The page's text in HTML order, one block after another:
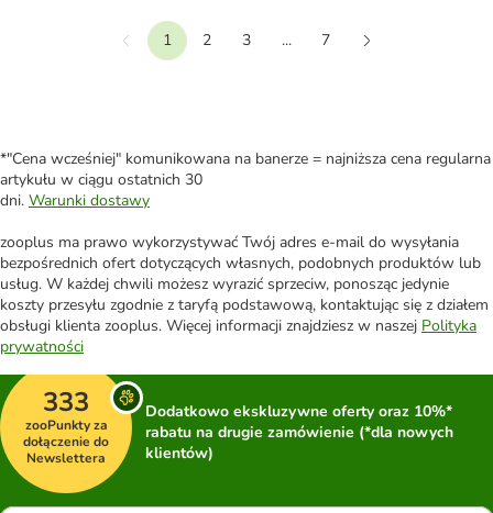
Wstecz1 2 3 ...
7
*"Cena wcześniej" komunikowana na banerze = najniższa cena regularna
artykułu w ciągu ostatnich 30
dni. Warunki dostawy
zooplus ma prawo wykorzystywać Twój adres e-mail do wysyłania
bezpośrednich ofert dotyczących własnych, podobnych produktów lub
usług. W każdej chwili możesz wyrazić sprzeciw, ponosząc jedynie
koszty przesyłu zgodnie z taryfą podstawową, kontaktując się z działem
obsługi klienta zooplus. Więcej informacji znajdziesz w naszej Polityka
prywatności
333
zooPunkty za
dołączenie do
Newslettera
Dodatkowo ekskluzywne oferty oraz 10%*
rabatu na drugie zamówienie (*dla nowych
klientów)